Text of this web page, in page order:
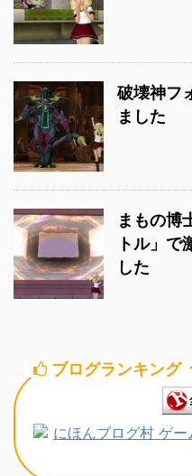
破壊神フ
ました
まもの博
トル」で
した
ブログランキング